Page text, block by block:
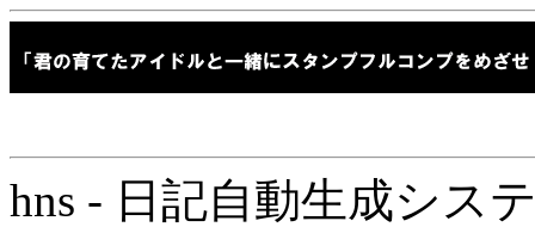
hns - 日記自動生成シス